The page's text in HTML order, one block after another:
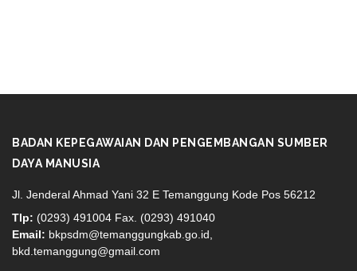
BADAN KEPEGAWAIAN DAN PENGEMBANGAN SUMBER
DAYA MANUSIA
Jl. Jenderal Ahmad Yani 32 E Temanggung Kode Pos 56212
Tlp: (0293) 491004 Fax. (0293) 491040
Email: bkpsdm@temanggungkab.go.id,
bkd.temanggung@gmail.com